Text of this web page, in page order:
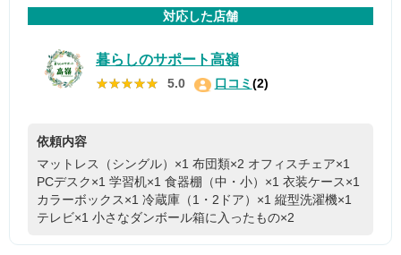
対応した店舗
暮らしのサポート高嶺
★★★★★
★★★★★ 5.0 口コミ(2)
依頼内容
マットレス（シングル）×1 布団類×2 オフィスチェア×1
PCデスク×1 学習机×1 食器棚（中・小）×1 衣装ケース×1
カラーボックス×1 冷蔵庫（1・2ドア）×1 縦型洗濯機×1
テレビ×1 小さなダンボール箱に入ったもの×2